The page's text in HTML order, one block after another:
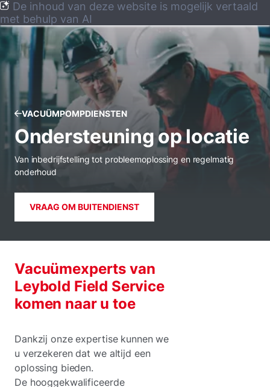
De inhoud van deze website is mogelijk vertaald
met behulp van AI
VACUÜMPOMPDIENSTEN
Ondersteuning op locatie
Van inbedrijfstelling tot probleemoplossing en regelmatig
onderhoud
VRAAG OM BUITENDIENST
Vacuümexperts van
Leybold Field Service
komen naar u toe
Dankzij onze expertise kunnen we
u verzekeren dat we altijd een
oplossing bieden.
De hooggekwalificeerde